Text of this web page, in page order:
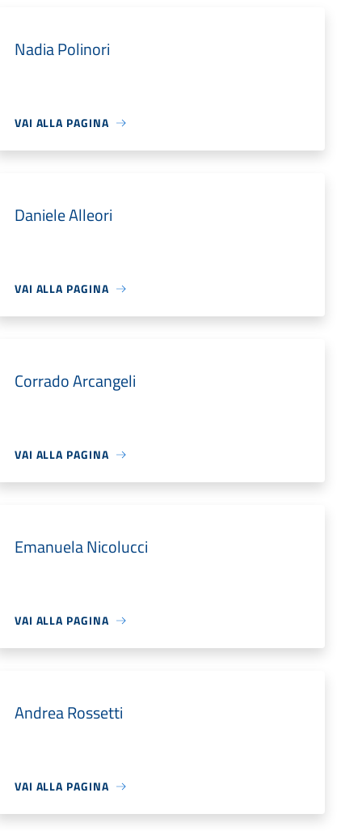
Nadia Polinori
VAI ALLA PAGINA
Daniele Alleori
VAI ALLA PAGINA
Corrado Arcangeli
VAI ALLA PAGINA
Emanuela Nicolucci
VAI ALLA PAGINA
Andrea Rossetti
VAI ALLA PAGINA